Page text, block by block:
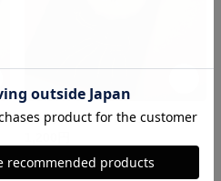
顔林ブローチ K001